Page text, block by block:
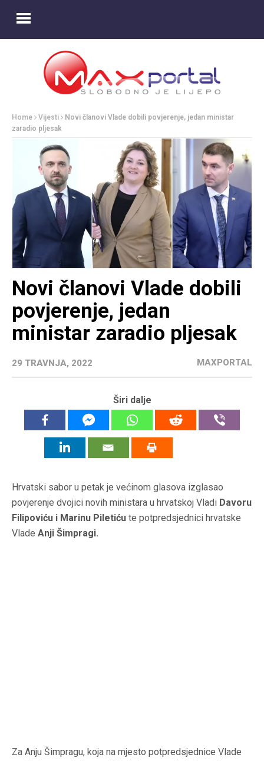
Home Vijesti
Novi članovi Vlade dobili povjerenje, jedan ministar
zaradio pljesak
Novi članovi Vlade dobili
povjerenje, jedan
ministar zaradio pljesak
29 TRAVNJA, 2022 MAXPORTAL
Širi dalje
Hrvatski sabor u petak je većinom glasova izglasao
povjerenje dvojici novih ministara u hrvatskoj Vladi Davoru
Filipoviću i Marinu Piletiću te potpredsjednici hrvatske
Vlade Anji Šimpragi.
Za Anju Šimpragu, koja na mjesto potpredsjednice Vlade